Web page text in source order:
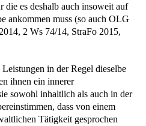
es deshalb auch insoweit auf
ankommen muss (so auch OLG
2 Ws 74/14, StraFo 2015,
in der Regel dieselbe
ihnen ein innerer
sowohl inhaltlich als auch in der
dass von einem
Tätigkeit gesprochen